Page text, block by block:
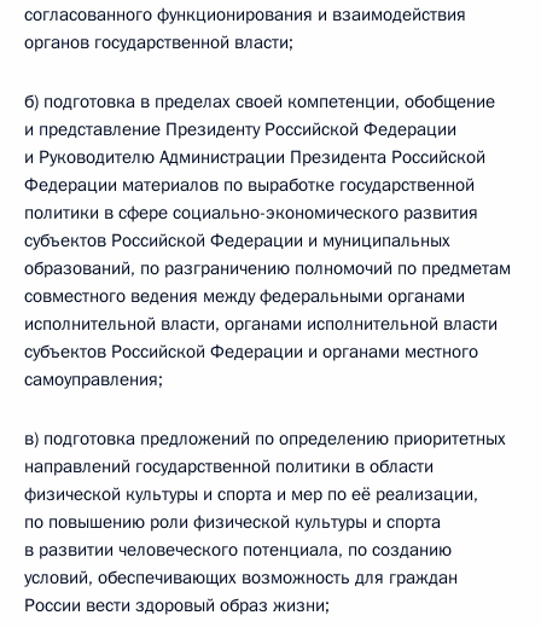
согласованного функционирования и взаимодействия
органов государственной власти;
б) подготовка в пределах своей компетенции, обобщение
и представление Президенту Российской Федерации
и Руководителю Администрации Президента Российской
Федерации материалов по выработке государственной
политики в сфере социально-экономического развития
субъектов Российской Федерации и муниципальных
образований, по разграничению полномочий по предметам
совместного ведения между федеральными органами
исполнительной власти, органами исполнительной власти
субъектов Российской Федерации и органами местного
самоуправления;
в) подготовка предложений по определению приоритетных
направлений государственной политики в области
физической культуры и спорта и мер по её реализации,
по повышению роли физической культуры и спорта
в развитии человеческого потенциала, по созданию
условий, обеспечивающих возможность для граждан
России вести здоровый образ жизни;